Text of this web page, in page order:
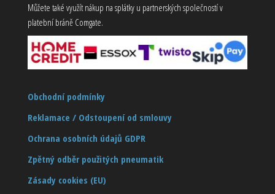
Můžete také využít nákup na splátky u partnerských společností v
platební bráně Comgate.
Obchodní podmínky
Reklamace / Odstoupení od smlouvy
Ochrana osobních údajů GDPR
Zpětný odběr použitých pneumatik
Zásady cookies (EU)